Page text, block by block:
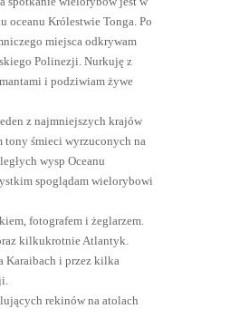
oceanu Królestwie Tonga. Po
miejsca odkrywam
Polinezji. Nurkuję z
i podziwiam żywe
z najmniejszych krajów
tony śmieci wyrzuconych na
wysp Oceanu
spoglądam wielorybowi
fotografem i żeglarzem.
kilkukrotnie Atlantyk.
Karaibach i przez kilka
rekinów na atolach